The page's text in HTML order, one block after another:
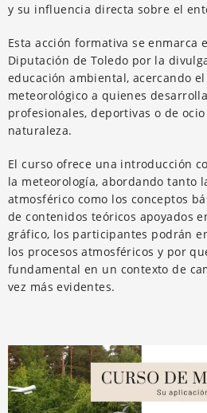
y su influencia directa sobre el
Esta acción formativa se enmarca
Diputación de Toledo por la
educación ambiental, acercando
meteorológico a quienes
profesionales, deportivas o de
naturaleza.
El curso ofrece una introducción
la meteorología, abordando tanto
atmosférico como los conceptos
de contenidos teóricos apoyados
gráfico, los participantes podrán
los procesos atmosféricos y por
fundamental en un contexto de
vez más evidentes.